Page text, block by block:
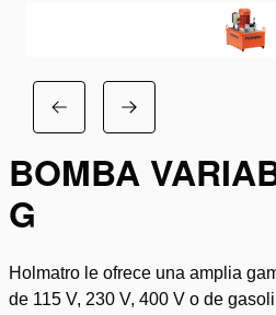
BOMBA
G
Holmatro le ofrece una amplia
de 115 V, 230 V, 400 V o de